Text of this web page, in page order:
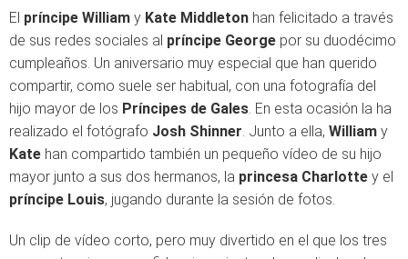
El príncipe William y Kate Middleton han felicitado a través
de sus redes sociales al príncipe George por su duodécimo
cumpleaños. Un aniversario muy especial que han querido
compartir, como suele ser habitual, con una fotografía del
hijo mayor de los Príncipes de Gales. En esta ocasión la ha
realizado el fotógrafo Josh Shinner. Junto a ella, William y
Kate han compartido también un pequeño vídeo de su hijo
mayor junto a sus dos hermanos, la princesa Charlotte y el
príncipe Louis, jugando durante la sesión de fotos.
Un clip de vídeo corto, pero muy divertido en el que los tres